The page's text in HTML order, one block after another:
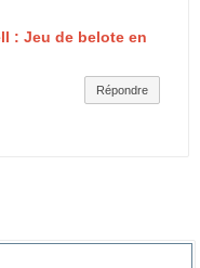
: Jeu de belote en